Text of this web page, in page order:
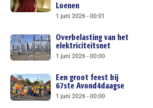
Loenen
1 juni 2026 00:01
Overbelasting van het
elektriciteitsnet
1 juni 2026 00:00
Een groot feest bij
67ste Avond4daagse
1 juni 2026 00:00